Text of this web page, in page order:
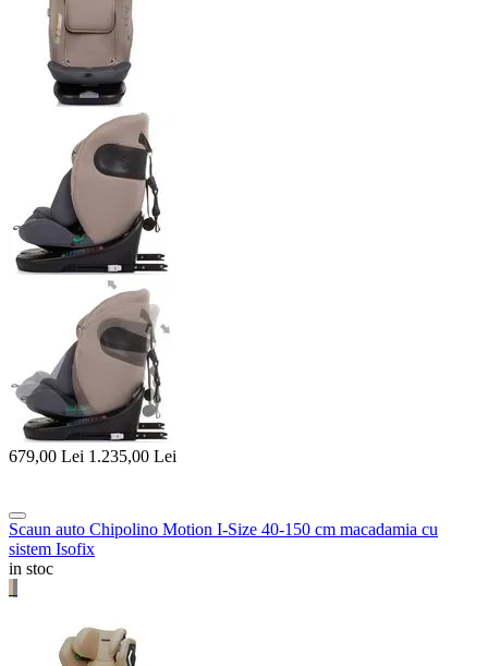
679,00 Lei 1.235,00 Lei
Scaun auto Chipolino Motion I-Size 40-150 cm macadamia cu
sistem Isofix
in stoc